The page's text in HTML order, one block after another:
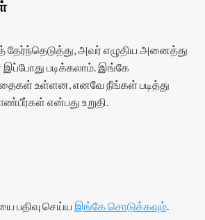
தேர்ந்தெடுத்து, அவர் எழுதிய அனைத்து
படிக்கலாம். இங்கே
உள்ளன, எனவே நீங்கள் படித்து
என்பது உறுதி.
பதிவு செய்ய இங்கே சொடுக்கவும்.